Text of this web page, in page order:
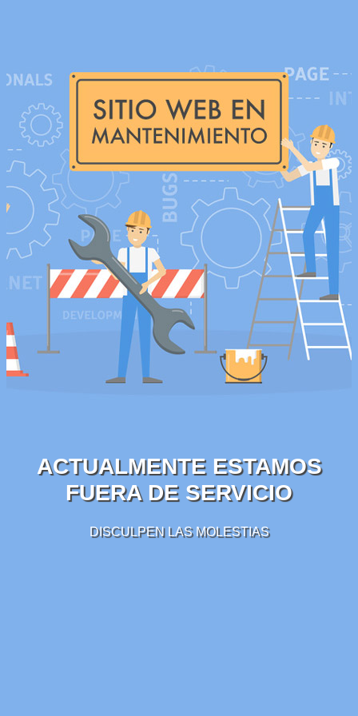
ACTUALMENTE ESTAMOS
FUERA DE SERVICIO
DISCULPEN LAS MOLESTIAS